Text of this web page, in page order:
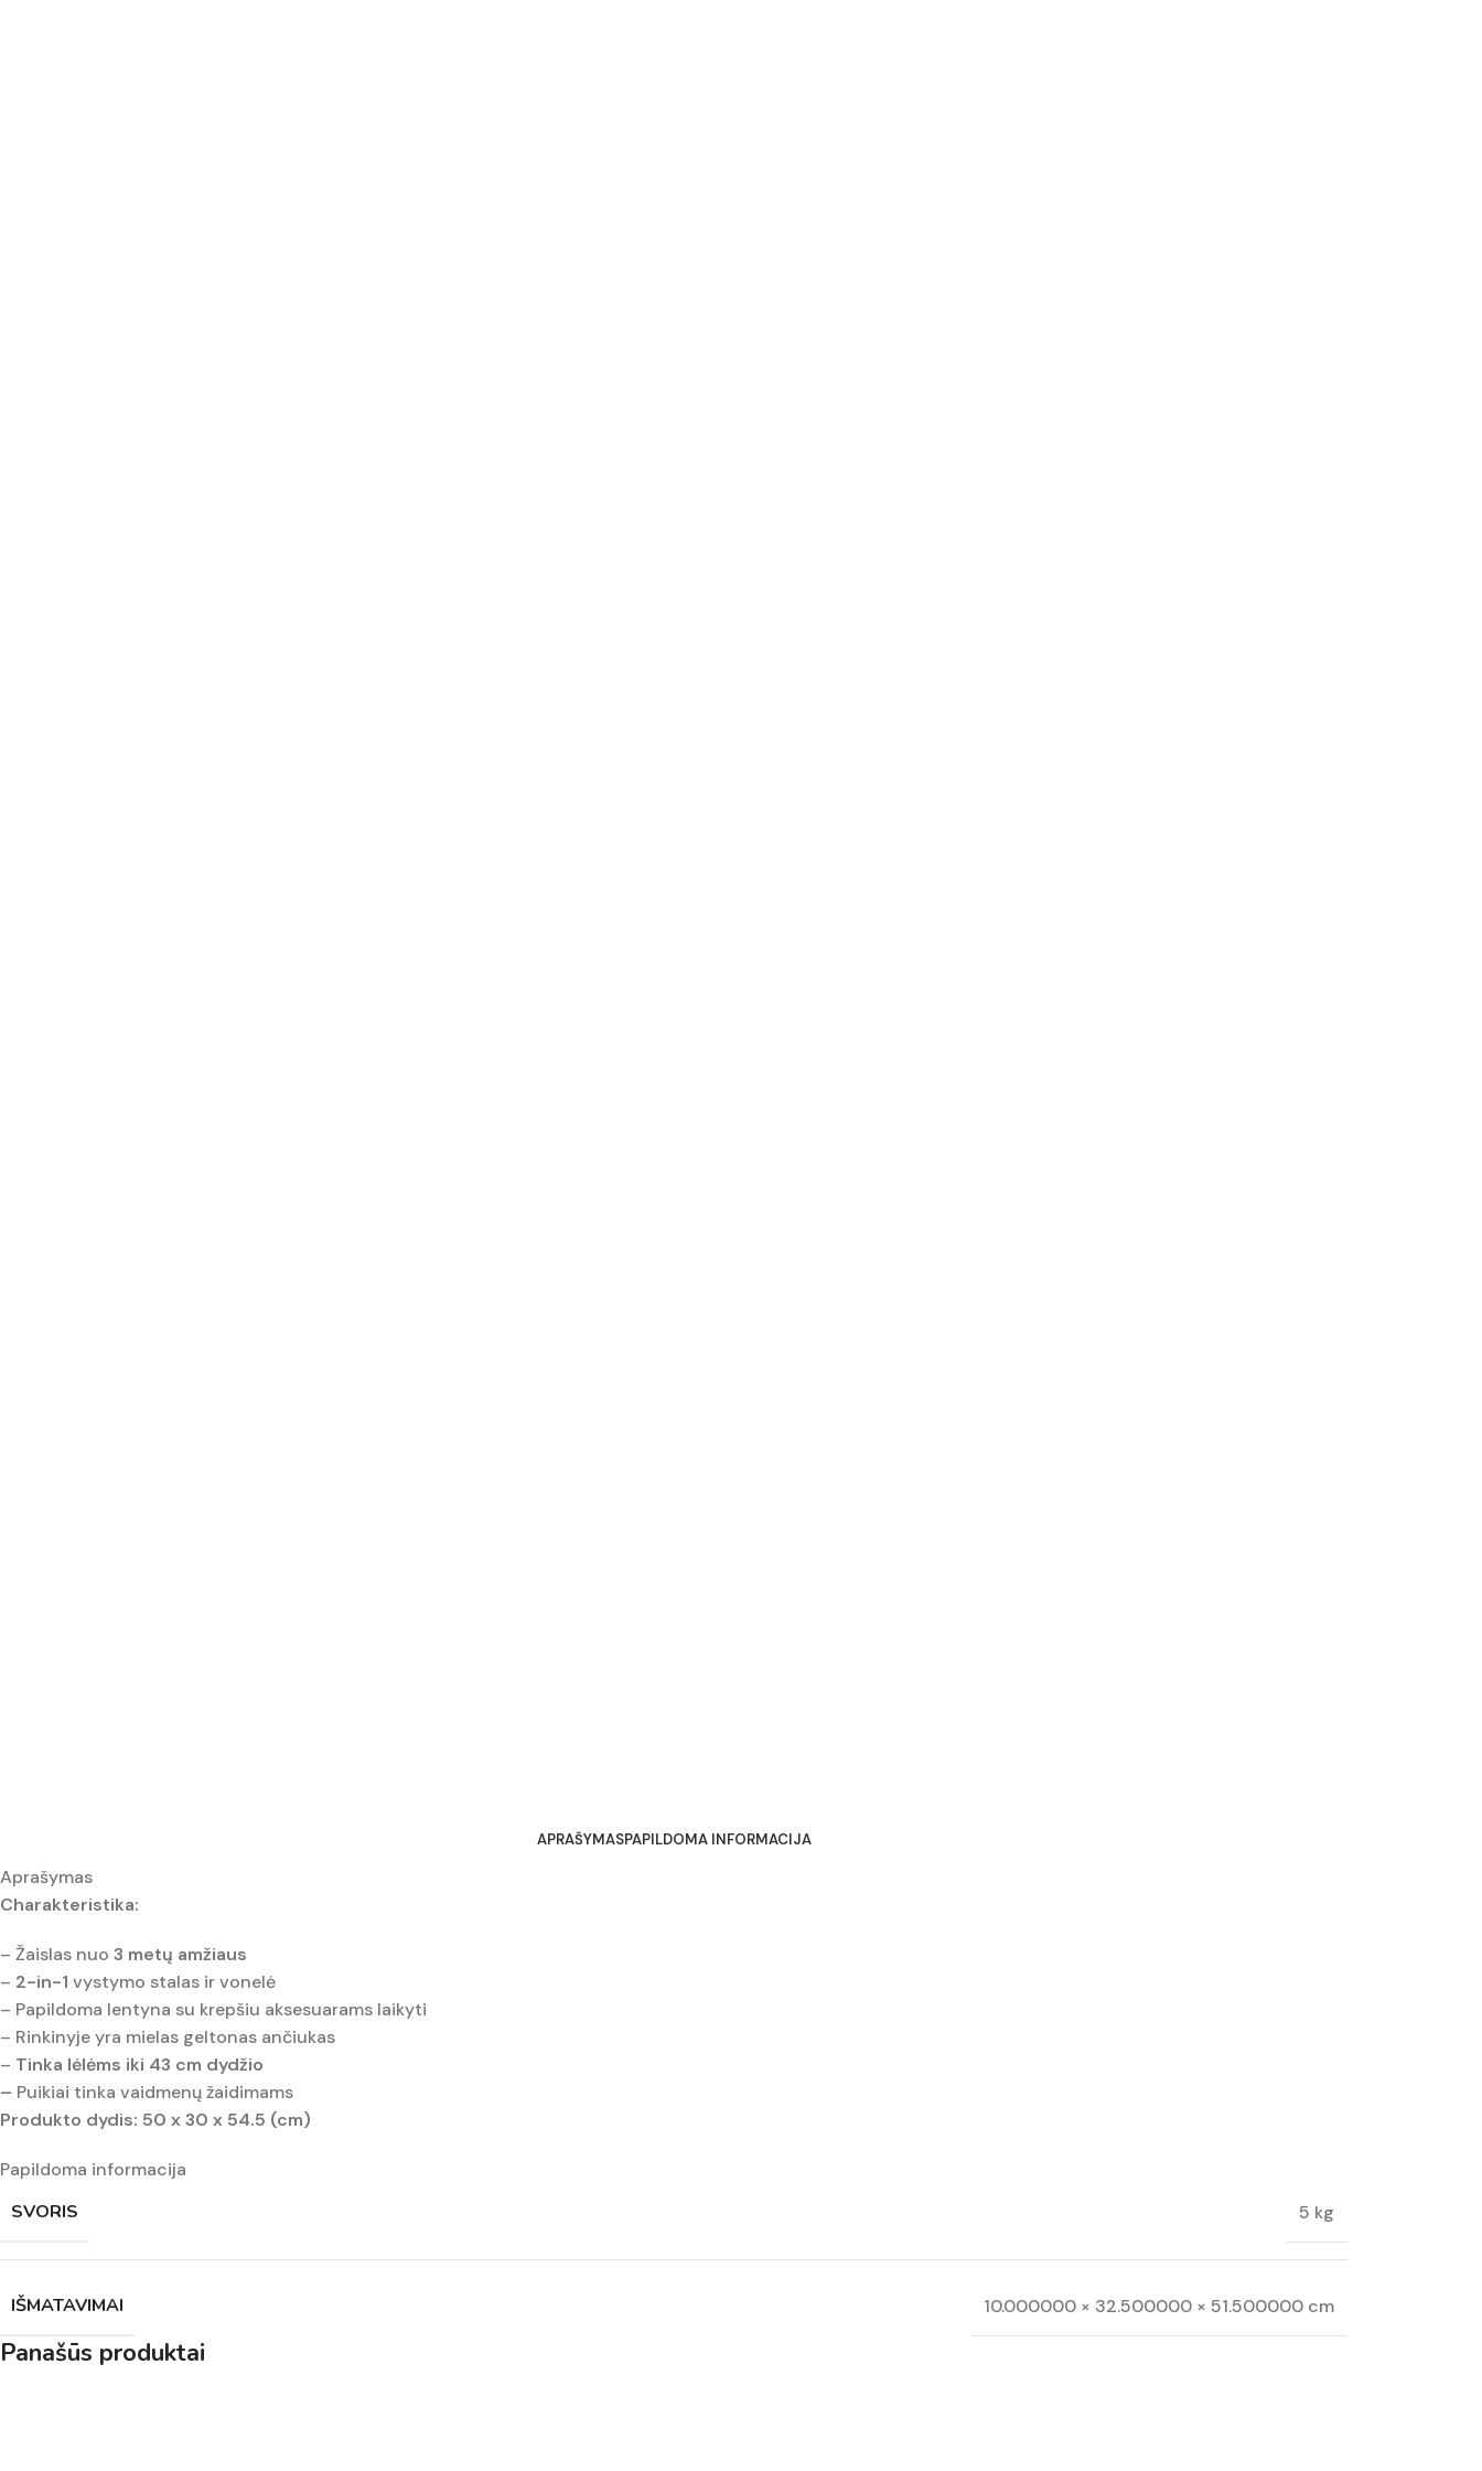
APRAŠYMASPAPILDOMA INFORMACIJA
Aprašymas
Charakteristika:
– Žaislas nuo 3 metų amžiaus
– 2-in-1 vystymo stalas ir vonelė
– Papildoma lentyna su krepšiu aksesuarams laikyti
– Rinkinyje yra mielas geltonas ančiukas
– Tinka lėlėms iki 43 cm dydžio
– Puikiai tinka vaidmenų žaidimams
Produkto dydis: 50 x 30 x 54.5 (cm)
Papildoma informacija
SVORIS 5 kg
IŠMATAVIMAI 10.000000 × 32.500000 × 51.500000 cm
Panašūs produktai